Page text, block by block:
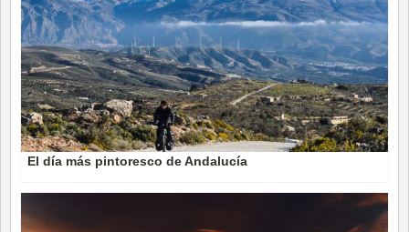
El día más pintoresco de Andalucía